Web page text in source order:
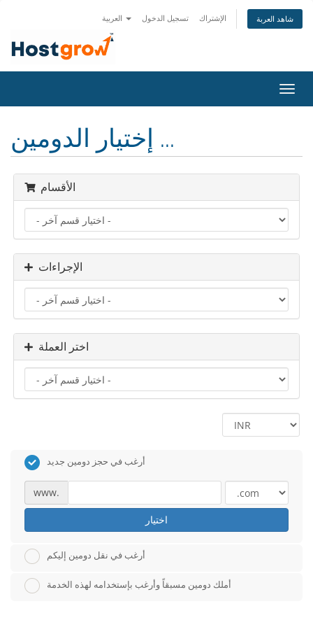
تسجيل الدخول الإشتراك شاهد العربة
تبديل
التنقل
إختيار الدومين ...
الأقسام
الإجراءات
اختر العملة
أرغب في حجز دومين جديد
www.
اختيار
أرغب في نقل دومين إليكم
أملك دومين مسبقاً وأرغب بإستخدامه لهذه الخدمة